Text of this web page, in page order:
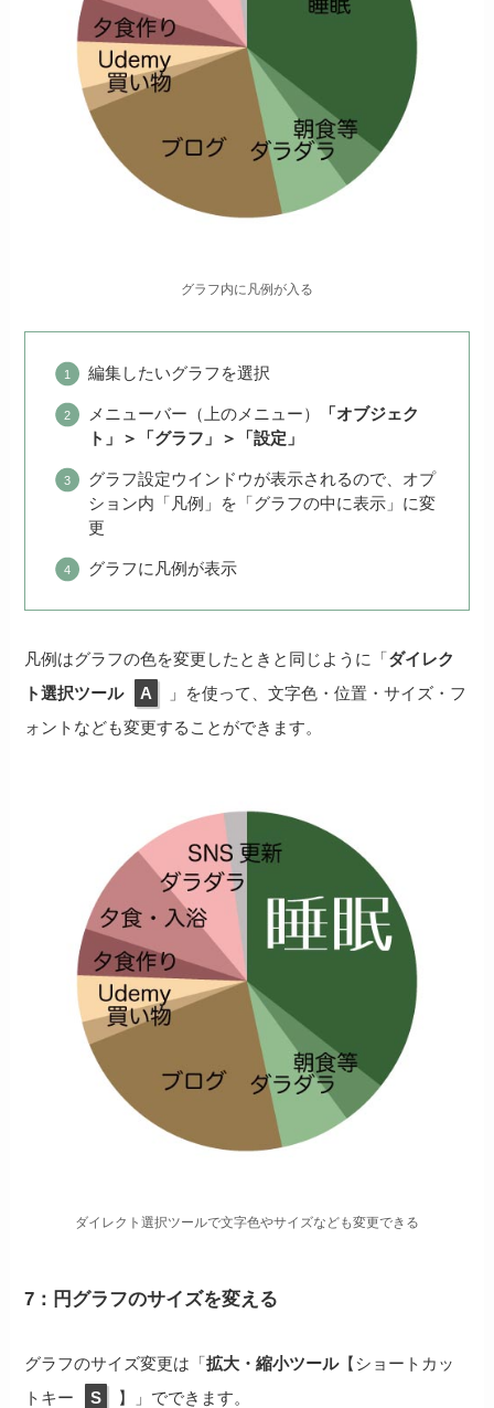
グラフ内に凡例が入る
編集したいグラフを選択
メニューバー（上のメニュー）
「オブジェク
ト」＞「グラフ」＞「設定」
グラフ設定ウインドウが表示されるので、オプ
ション内「凡例」を「グラフの中に表示」に変
更
グラフに凡例が表示
凡例はグラフの色を変更したときと同じように「ダイレク
ト選択ツール
A
」を使って、文字色・位置・サイズ・フ
ォントなども変更することができます。
ダイレクト選択ツールで文字色やサイズなども変更できる
7：円グラフのサイズを変える
グラフのサイズ変更は「拡大・縮小ツール【ショートカッ
トキー
S 】」でできます。